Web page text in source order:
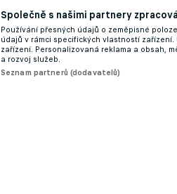
Společně s našimi partnery
Používání přesných údajů o zeměpisné
údajů v rámci specifických vlastností
zařízení. Personalizovaná reklama a obsah,
a rozvoj služeb.
Seznam partnerů (dodavatelů)